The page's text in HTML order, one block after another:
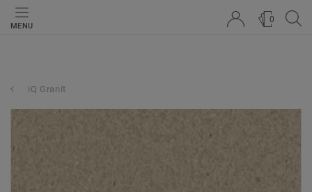
MENU
0
iQ Granit